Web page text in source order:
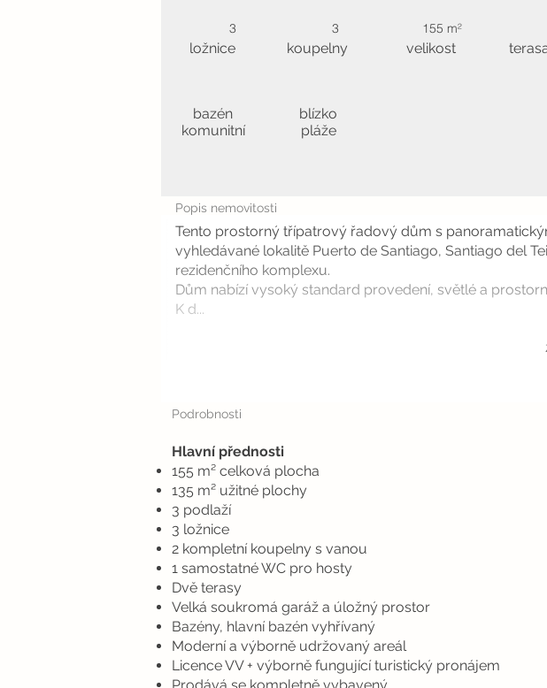
3
ložnice
3
koupelny
155 m²
velikost
bazén
komunitní
blízko
pláže
Popis nemovitosti
Tento prostorný třípatrový řadový dům s
vyhledávané lokalitě Puerto de Santiago, Santiago del
rezidenčního komplexu.
Dům nabízí vysoký standard provedení, světlé a
K d...
Podrobnosti
Hlavní přednosti
155 m² celková plocha
135 m² užitné plochy
3 podlaží
3 ložnice
2 kompletní koupelny s vanou
1 samostatné WC pro hosty
Dvě terasy
Velká soukromá garáž a úložný prostor
Bazény, hlavní bazén vyhřívaný
Moderní a výborně udržovaný areál
Licence VV + výborně fungující turistický pronájem